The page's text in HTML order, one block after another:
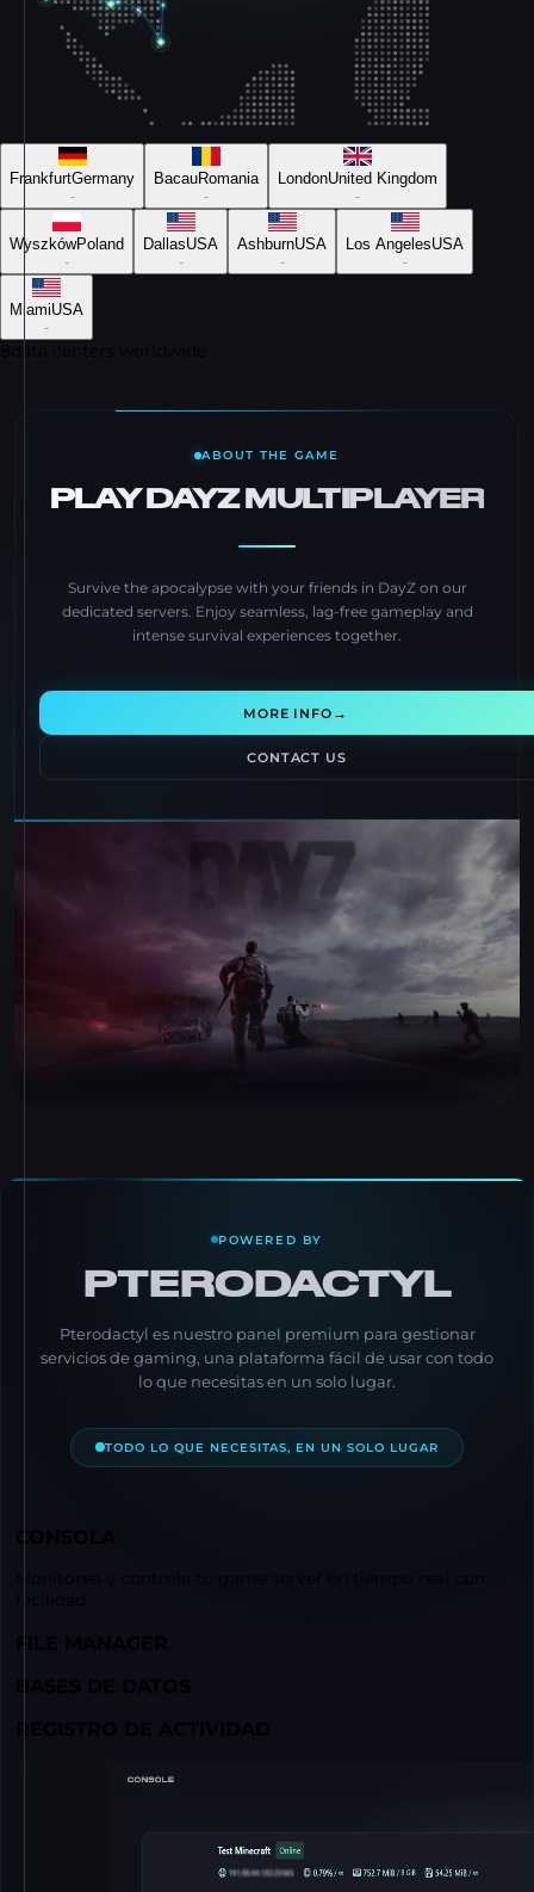
FrankfurtGermany
-
BacauRomania
-
LondonUnited Kingdom
-
WyszkówPoland
-
DallasUSA
-
AshburnUSA
-
Los AngelesUSA
-
MiamiUSA
-
ABOUT THE GAME
PLAY DAYZ MULTIPLAYER
Survive the apocalypse with your friends in DayZ on our
dedicated servers. Enjoy seamless, lag-free gameplay and
intense survival experiences together.
MORE INFO →
CONTACT US
POWERED BY
PTERODACTYL
Pterodactyl es nuestro panel premium para gestionar
servicios de gaming, una plataforma fácil de usar con todo
lo que necesitas en un solo lugar.
TODO LO QUE NECESITAS, EN UN SOLO LUGAR